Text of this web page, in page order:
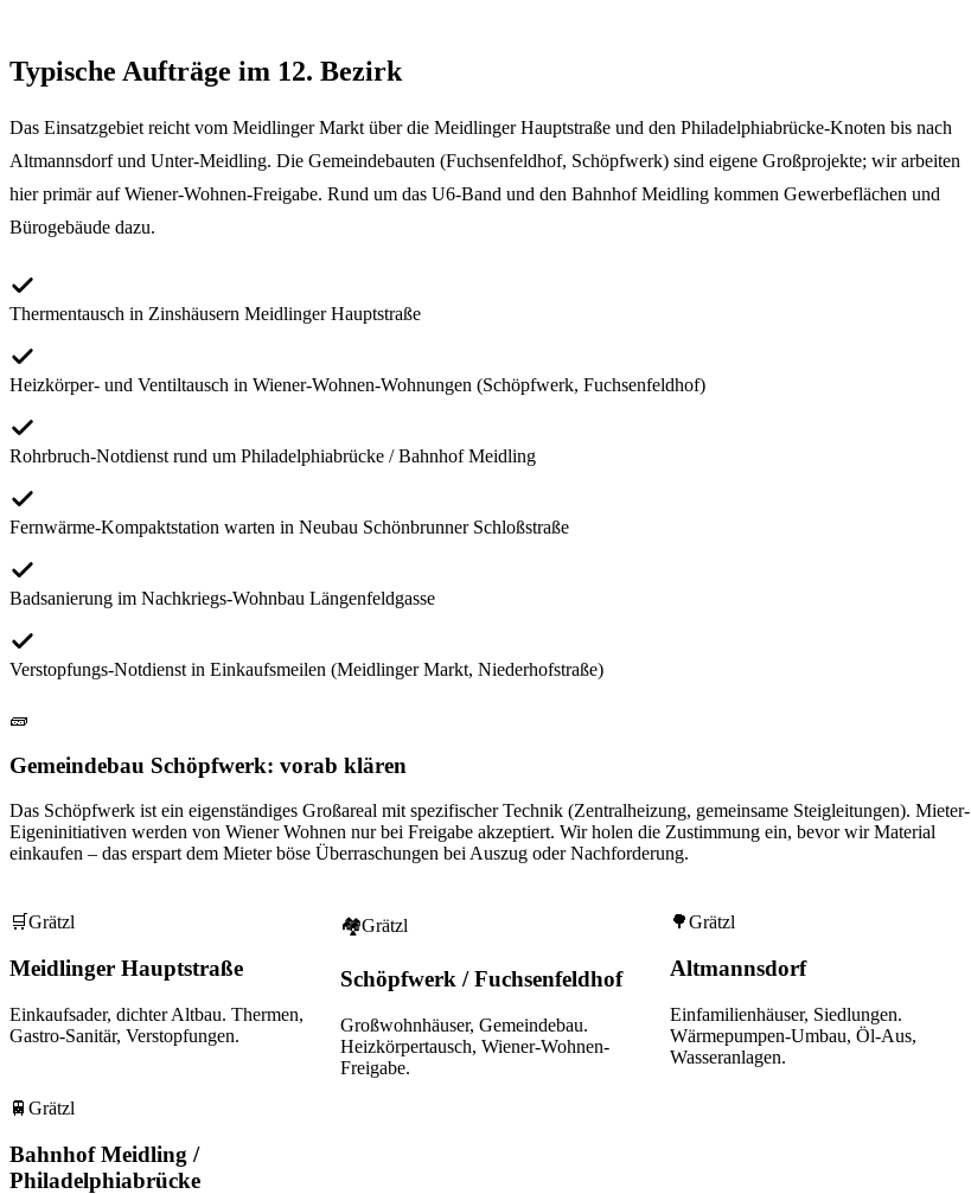
Typische Aufträge im 12. Bezirk
Das Einsatzgebiet reicht vom Meidlinger Markt über die Meidlinger Hauptstraße und den Philadelphiabrücke-Knoten bis nach
Altmannsdorf und Unter-Meidling. Die Gemeindebauten (Fuchsenfeldhof, Schöpfwerk) sind eigene Großprojekte; wir arbeiten
hier primär auf Wiener-Wohnen-Freigabe. Rund um das U6-Band und den Bahnhof Meidling kommen Gewerbeflächen und
Bürogebäude dazu.
Thermentausch in Zinshäusern Meidlinger Hauptstraße
Heizkörper- und Ventiltausch in Wiener-Wohnen-Wohnungen (Schöpfwerk, Fuchsenfeldhof)
Rohrbruch-Notdienst rund um Philadelphiabrücke / Bahnhof Meidling
Fernwärme-Kompaktstation warten in Neubau Schönbrunner Schloßstraße
Badsanierung im Nachkriegs-Wohnbau Längenfeldgasse
Verstopfungs-Notdienst in Einkaufsmeilen (Meidlinger Markt, Niederhofstraße)
🧱
Gemeindebau Schöpfwerk: vorab klären
Das Schöpfwerk ist ein eigenständiges Großareal mit spezifischer Technik (Zentralheizung, gemeinsame Steigleitungen). Mieter-
Eigeninitiativen werden von Wiener Wohnen nur bei Freigabe akzeptiert. Wir holen die Zustimmung ein, bevor wir Material
einkaufen – das erspart dem Mieter böse Überraschungen bei Auszug oder Nachforderung.
🛒Grätzl
Meidlinger Hauptstraße
Einkaufsader, dichter Altbau. Thermen,
Gastro-Sanitär, Verstopfungen.
🏘Grätzl
Schöpfwerk / Fuchsenfeldhof
Großwohnhäuser, Gemeindebau.
Heizkörpertausch, Wiener-Wohnen-
Freigabe.
🌳Grätzl
Altmannsdorf
Einfamilienhäuser, Siedlungen.
Wärmepumpen-Umbau, Öl-Aus,
Wasseranlagen.
🚆 Grätzl
Bahnhof Meidling /
Philadelphiabrücke